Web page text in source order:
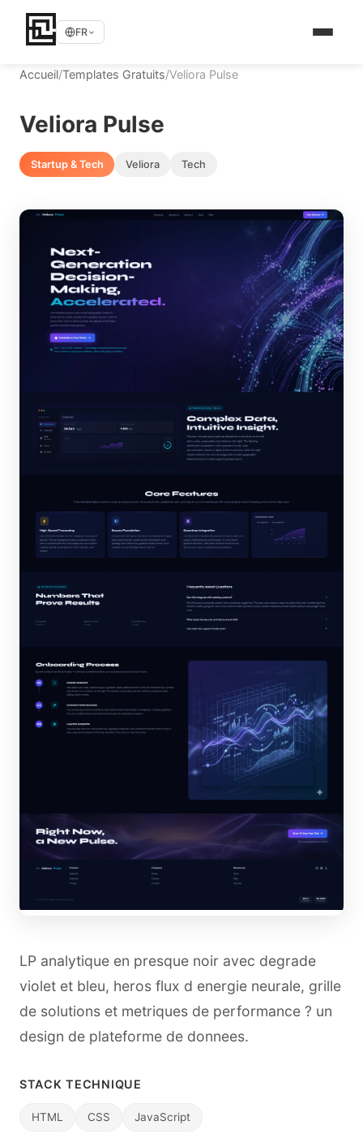
FR
Accueil/Templates Gratuits/Veliora Pulse
Veliora Pulse
Startup & Tech Veliora Tech
LP analytique en presque noir avec degrade
violet et bleu, heros flux d energie neurale, grille
de solutions et metriques de performance ? un
design de plateforme de donnees.
STACK TECHNIQUE
HTML CSS JavaScript